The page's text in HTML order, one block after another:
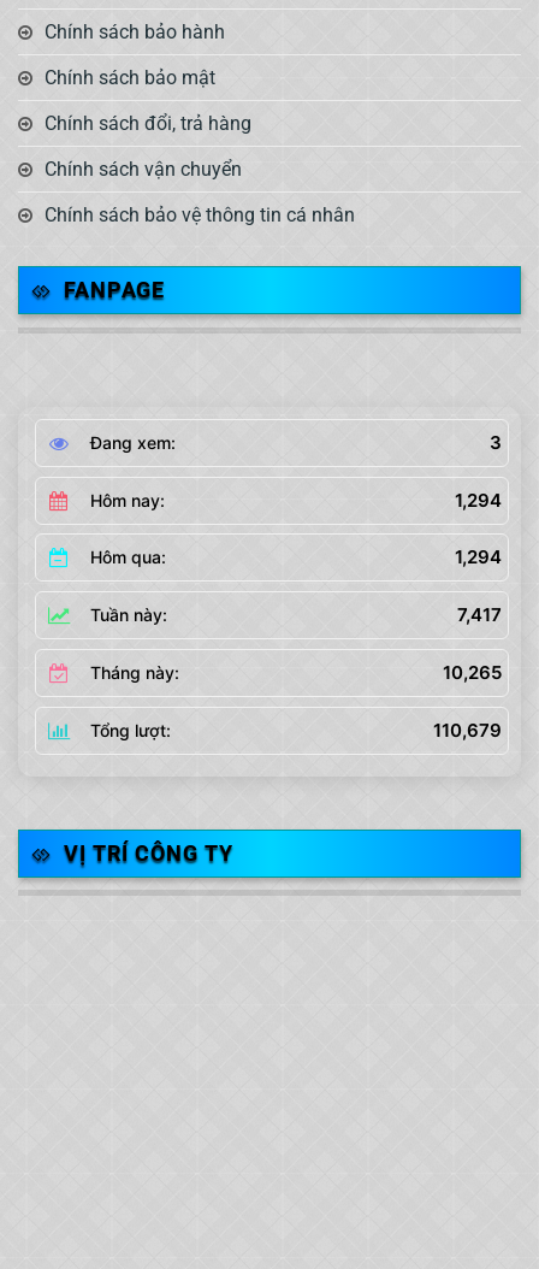
Chính sách bảo hành
Chính sách bảo mật
Chính sách đổi, trả hàng
Chính sách vận chuyển
Chính sách bảo vệ thông tin cá nhân
FANPAGE
Đang xem: 3
Hôm nay: 1,294
Hôm qua: 1,294
Tuần này: 7,417
Tháng này: 10,265
Tổng lượt: 110,679
VỊ TRÍ CÔNG TY